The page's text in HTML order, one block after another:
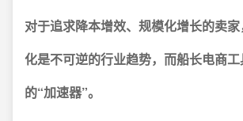
对于追求降本增效、规模化增长的卖
化是不可逆的行业趋势，而船长电商
的“加速器”。